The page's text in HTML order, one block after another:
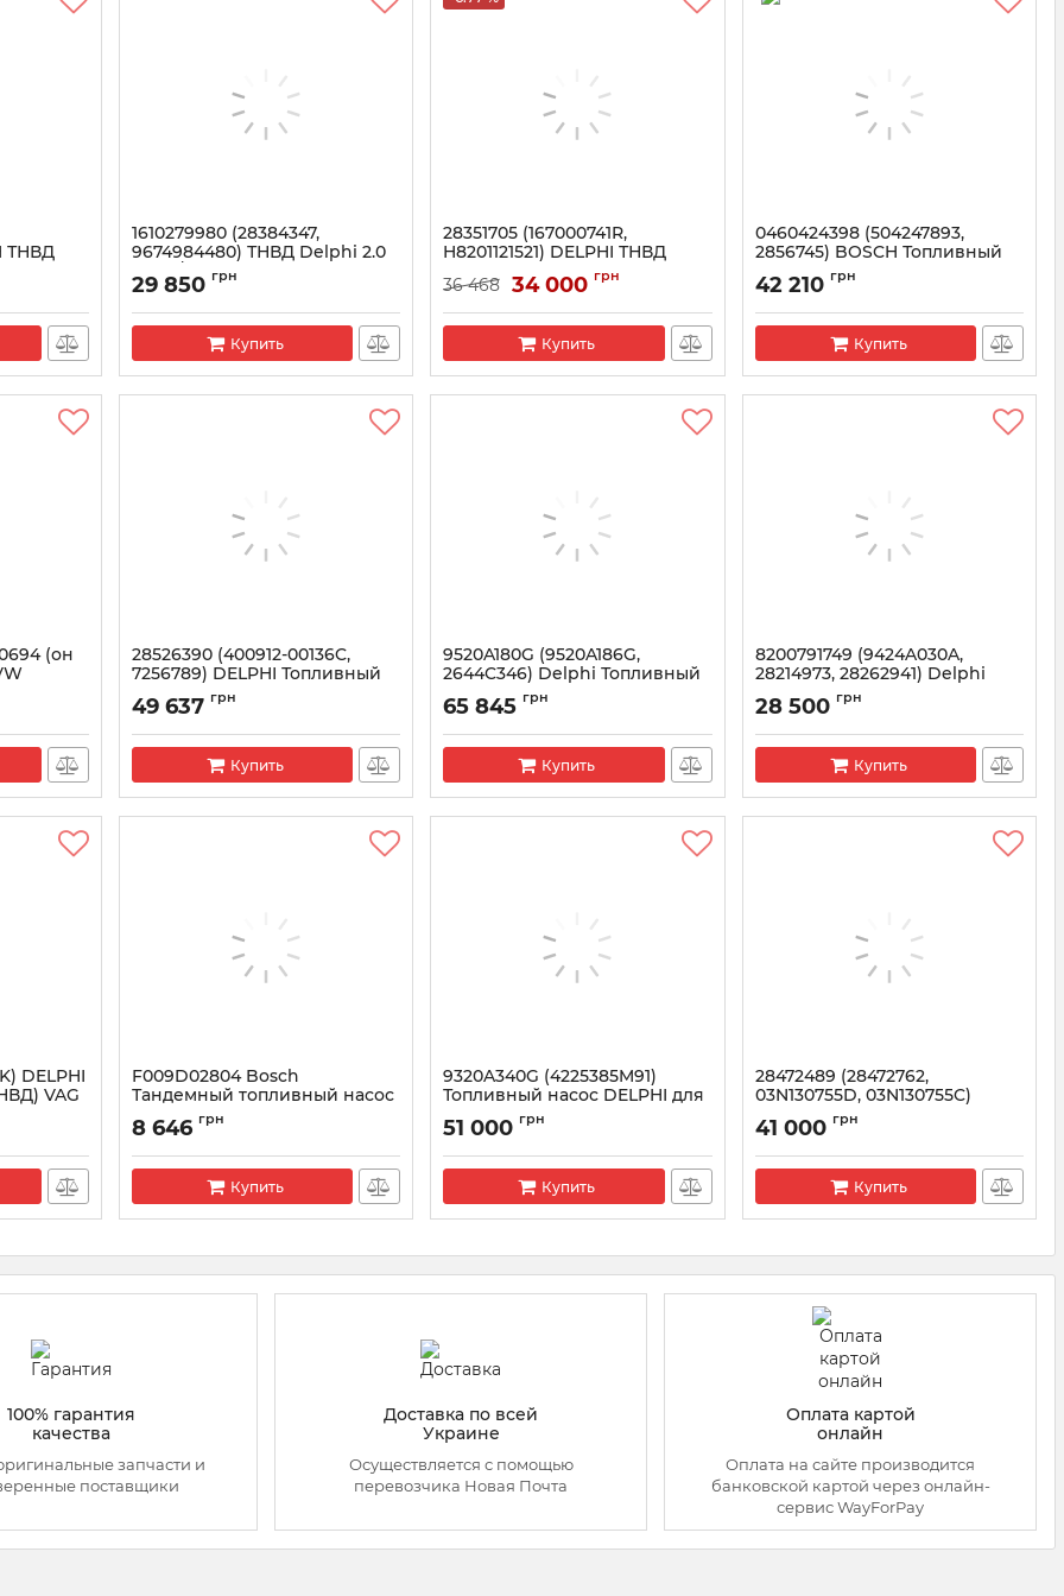
ТНВД
1610279980 (28384347,
9674984480) ТНВД Delphi 2.0
TDCi / HDI (Реставрация)
Артикул: 1610279980
29 850 грн
Купить
28351705 (167000741R,
H8201121521) DELPHI ТНВД
Рено Кенго 1.5 DCI K9K
Артикул: 167000741R
36 468 34 000 грн
Купить
0460424398 (504247893,
2856745) BOSCH Топливный
насос Case IH MAXXUM 110,
New Holland T6020
Артикул: 0460424398
42 210 грн
Купить
(он
28526390 (400912-00136C,
7256789) DELPHI Топливный
насос (ТНВД) BOBCAT,
DOOSAN
Артикул: 28526390
49 637 грн
Купить
9520A180G (9520A186G,
2644C346) Delphi Топливный
насос (тнвд)
Артикул: 9520A180G
65 845 грн
Купить
8200791749 (9424A030A,
28214973, 28262941) Delphi
Топливный насос (тнвд) Рено
1.5 ДЦИ
Артикул: 8200791749
28 500 грн
Купить
DELPHI
VAG
F009D02804 Bosch
Тандемный топливный насос
Артикул: F009D02804
8 646 грн
Купить
9320A340G (4225385M91)
Топливный насос DELPHI для
Massey Ferguson
Артикул: 9320A340G
51 000 грн
Купить
28472489 (28472762,
03N130755D, 03N130755C)
DELPHI Топливный насос
(ТНВД) VAG 2.0 TDI
Артикул: 28472489
41 000 грн
Купить
100% гарантия
качества
запчасти и
поставщики
Доставка по всей
Украине
Осуществляется с помощью
перевозчика Новая Почта
Оплата картой
онлайн
Оплата на сайте производится
банковской картой через онлайн-
сервис WayForPay